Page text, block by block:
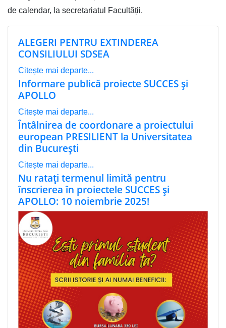
de calendar, la secretariatul Facultății.
ALEGERI PENTRU EXTINDEREA
CONSILIULUI SDSEA
Citește mai departe...
Informare publică proiecte SUCCES și
APOLLO
Citește mai departe...
Întâlnirea de coordonare a proiectului
european PRESILIENT la Universitatea
din București
Citește mai departe...
Nu ratați termenul limită pentru
înscrierea în proiectele SUCCES și
APOLLO: 10 noiembrie 2025!